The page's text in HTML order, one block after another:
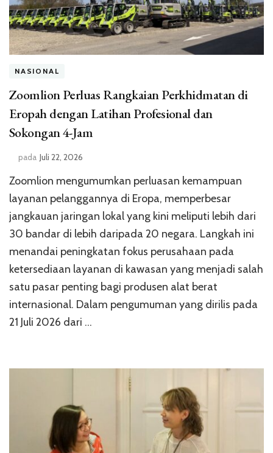
NASIONAL
Zoomlion Perluas Rangkaian Perkhidmatan di
Eropah dengan Latihan Profesional dan
Sokongan 4-Jam
pada Juli 22, 2026
Zoomlion mengumumkan perluasan kemampuan
layanan pelanggannya di Eropa, memperbesar
jangkauan jaringan lokal yang kini meliputi lebih dari
30 bandar di lebih daripada 20 negara. Langkah ini
menandai peningkatan fokus perusahaan pada
ketersediaan layanan di kawasan yang menjadi salah
satu pasar penting bagi produsen alat berat
internasional. Dalam pengumuman yang dirilis pada
21 Juli 2026 dari …